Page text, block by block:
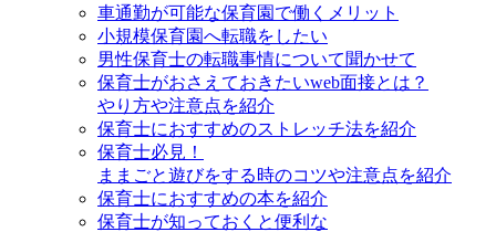
車通勤が可能な保育園で働くメリット
小規模保育園へ転職をしたい
男性保育士の転職事情について聞かせて
保育士がおさえておきたいweb面接とは？
やり方や注意点を紹介
保育士におすすめのストレッチ法を紹介
保育士必見！
ままごと遊びをする時のコツや注意点を紹介
保育士におすすめの本を紹介
保育士が知っておくと便利な